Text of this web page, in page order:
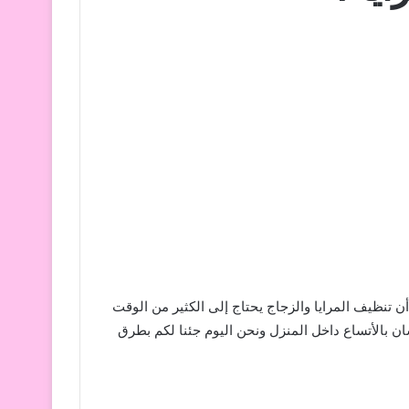
تنظيف المرايا والزجاج يحتاج إلى الكثير من الوقت
بالأتساع داخل المنزل ونحن اليوم جئنا لكم بطرق